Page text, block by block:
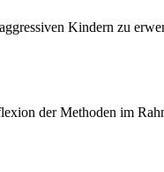
Kindern zu
der Methoden im